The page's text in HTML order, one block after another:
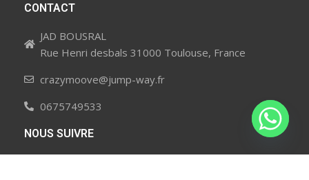
CONTACT
JAD BOUSRAL
Rue Henri desbals 31000 Toulouse, France
crazymoove@jump-way.fr
0675749533
NOUS SUIVRE